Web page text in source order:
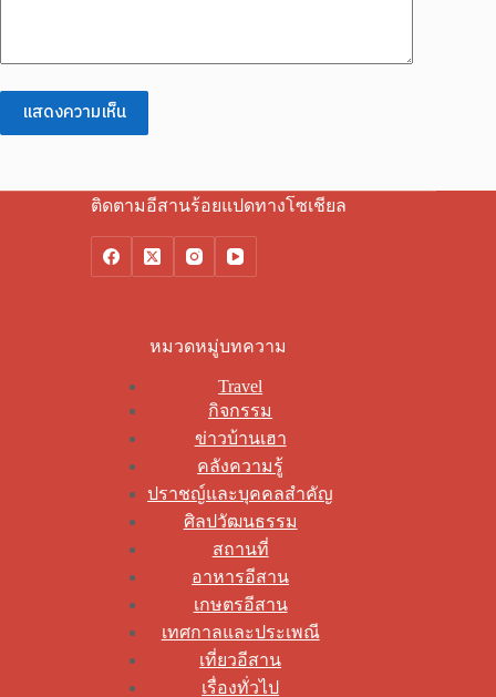
แสดงความเห็น
ติดตามอีสานร้อยแปดทางโซเชียล
หมวดหมู่บทความ
Travel
กิจกรรม
ข่าวบ้านเฮา
คลังความรู้
ปราชญ์และบุคคลสำคัญ
ศิลปวัฒนธรรม
สถานที่
อาหารอีสาน
เกษตรอีสาน
เทศกาลและประเพณี
เที่ยวอีสาน
เรื่องทั่วไป